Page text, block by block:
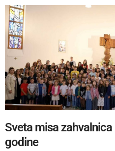
Sveta misa
godine